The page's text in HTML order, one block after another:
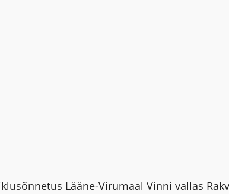
Lääne-Virumaal Vinni vallas